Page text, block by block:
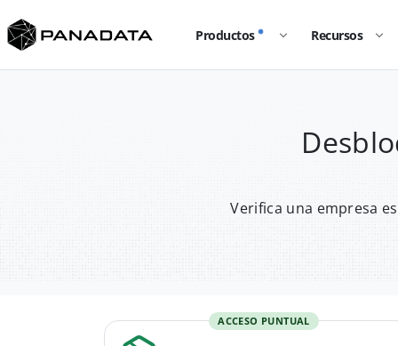
Productos Recursos
Verifica una empresa
ACCESO PUNTUAL